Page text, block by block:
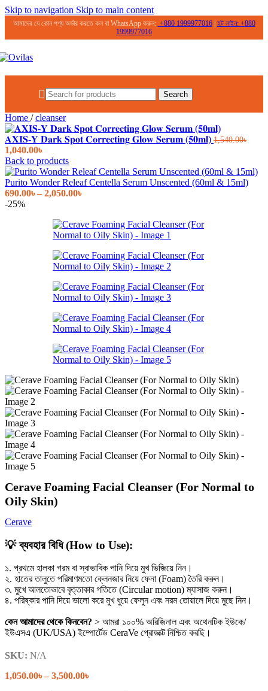
Skip to navigation Skip to main content
আমাদের যে কোন পণ্য অর্ডার করতে কল বা WhatsApp করুন: +880 1999977016| হট লাইন: +880
1999977016
Search
Home / cleanser
𝐀𝐗𝐈𝐒-𝐘 𝐃𝐚𝐫𝐤 𝐒𝐩𝐨𝐭 𝐂𝐨𝐫𝐫𝐞𝐜𝐭𝐢𝐧𝐠 𝐆𝐥𝐨𝐰 𝐒𝐞𝐫𝐮𝐦 (𝟓𝟎𝐦𝐥) 1,540.00৳
Original
price
was:
1,540.00৳.
1,040.00৳Current
price
is:
1,040.00৳.
Back to products
Purito Wonder Releaf Centella Serum Unscented (60ml & 15ml)
690.00৳ – 2,050.00৳Price
through
2,050.00৳
-25%
Cerave Foaming Facial Cleanser (For Normal to
Oily Skin)
Cerave
💡 ব্যবহার বিধি (How to Use):
১. প্রথমে হালকা গরম বা স্বাভাবিক পানি দিয়ে মুখ ভিজিয়ে নিন।
২. হাতের তালুতে পরিমাণমতো ক্লেনজার নিয়ে ফেনা (Foam) তৈরি করুন।
৩. মুখে আলতোভাবে বৃত্তাকার গতিতে (Circular motion) ম্যাসাজ করুন।
৪. পরিষ্কার পানি দিয়ে ভালো করে মুখ ধুয়ে ফেলুন এবং নরম তোয়ালে দিয়ে মুছে নিন।
কেন আমাদের থেকে কিনবেন? > আমরা ১০০% অরিজিনাল এবং অথেনটিক ইউকে/
ইউএসএ (UK/USA) ইম্পোর্টেড CeraVe প্রোডাক্ট নিশ্চিত করছি।
SKU: N/A
1,050.00৳ – 3,500.00৳Price